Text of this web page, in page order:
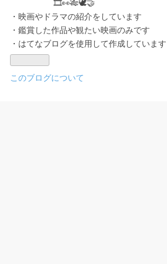
Pro
・映画やドラマの紹介をしています
・鑑賞した作品や観たい映画のみです
・はてなブログを使用して作成しています
このブログについて